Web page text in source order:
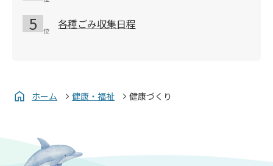
各種ごみ収集日程
ホーム 健康・福祉 健康づくり